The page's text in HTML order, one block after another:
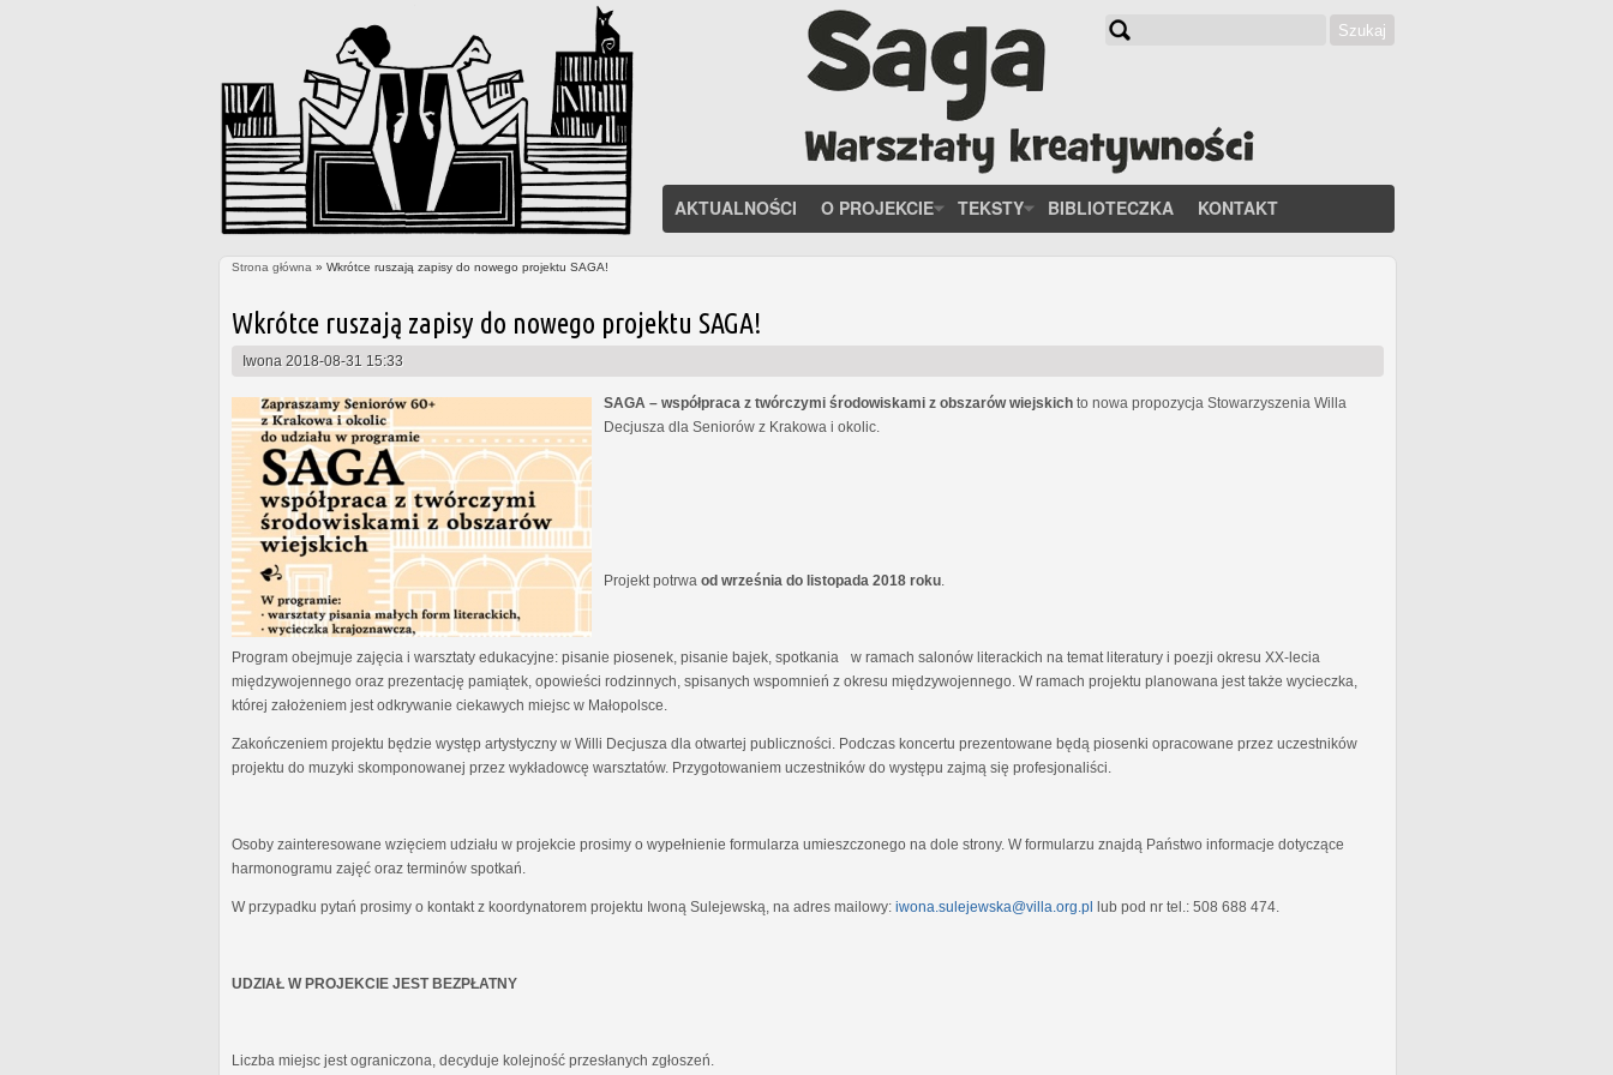
Szukaj
AKTUALNOŚCI O PROJEKCIE TEKSTY BIBLIOTECZKA KONTAKT
Strona główna » Wkrótce ruszają zapisy do nowego projektu SAGA!
Wkrótce ruszają zapisy do nowego projektu SAGA!
Iwona 2018-08-31 15:33
SAGA – współpraca z twórczymi środowiskami z obszarów wiejskich to nowa propozycja Stowarzyszenia Willa
Decjusza dla Seniorów z Krakowa i okolic.
Projekt potrwa od września do listopada 2018 roku
Program obejmuje zajęcia i warsztaty edukacyjne: pisanie piosenek, pisanie bajek, spotkania w ramach salonów literackich na temat literatury i poezji okresu XX-lecia
międzywojennego oraz prezentację pamiątek, opowieści rodzinnych, spisanych wspomnień z okresu międzywojennego. W ramach projektu planowana jest także wycieczka,
której założeniem jest odkrywanie ciekawych miejsc w Małopolsce.
Zakończeniem projektu będzie występ artystyczny w Willi Decjusza dla otwartej publiczności. Podczas koncertu prezentowane będą piosenki opracowane przez uczestników
projektu do muzyki skomponowanej przez wykładowcę warsztatów. Przygotowaniem uczestników do występu zajmą się profesjonaliści.
Osoby zainteresowane wzięciem udziału w projekcie prosimy o wypełnienie formularza umieszczonego na dole strony. W formularzu znajdą Państwo informacje dotyczące
harmonogramu zajęć oraz terminów spotkań.
W przypadku pytań prosimy o kontakt z koordynatorem projektu Iwoną Sulejewską, na adres mailowy: iwona.sulejewska@villa.org.pl lub pod nr tel.: 508 688 474.
UDZIAŁ W PROJEKCIE JEST BEZPŁATNY
Liczba miejsc jest ograniczona, decyduje kolejność przesłanych zgłoszeń.